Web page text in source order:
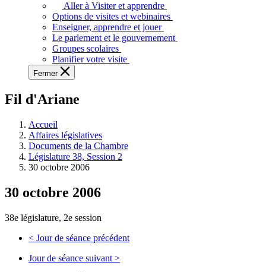
voir,
apprendre
et
à
à
législative.
Aller à Visiter et apprendre
Options de visites et webinaires
Enseigner, apprendre et jouer
Le parlement et le gouvernement
Groupes scolaires
Planifier votre visite
Fermer
Fil d'Ariane
Accueil
Affaires législatives
Documents de la Chambre
Législature 38, Session 2
30 octobre 2006
30 octobre 2006
38e législature, 2e session
< Jour de séance précédent
Jour de séance suivant >